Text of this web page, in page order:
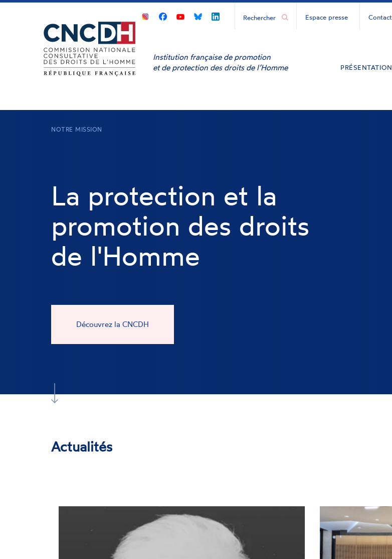
Panneau de gestion des cookies
CNCDHCNCDHCNCDHCNCDH
Espace presse Contact
Institution française de promotion
et de protection des droits de l’Homme
PRÉSENTATION
NOTRE MISSION
La protection et la
promotion des droits
de l'Homme
Découvrez la CNCDH
Actualités